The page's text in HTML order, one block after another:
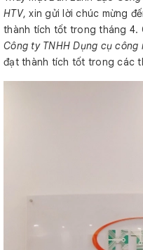
HTV, xin gửi lời chúc mừng
thành tích tốt trong tháng 4.
Công ty TNHH Dụng cụ công
đạt thành tích tốt trong các